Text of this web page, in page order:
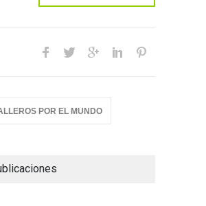
POR EL MUNDO